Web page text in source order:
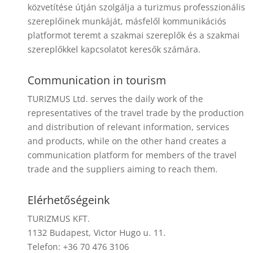
közvetítése útján szolgálja a turizmus professzionális
szereplőinek munkáját, másfelől kommunikációs
platformot teremt a szakmai szereplők és a szakmai
szereplőkkel kapcsolatot keresők számára.
Communication in tourism
TURIZMUS Ltd. serves the daily work of the
representatives of the travel trade by the production
and distribution of relevant information, services
and products, while on the other hand creates a
communication platform for members of the travel
trade and the suppliers aiming to reach them.
Elérhetőségeink
TURIZMUS KFT.
1132 Budapest, Victor Hugo u. 11.
Telefon: +36 70 476 3106